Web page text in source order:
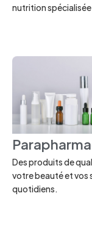
nutrition
Des produits de
votre beauté et vos
quotidiens.